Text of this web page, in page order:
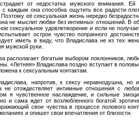
от недостатка мужского внимания. Ей
с каждым она способна ощутить все радости
её сексуальная жизнь нередко
не мыслит любви без интимных отношений. В
сексуальное удовлетворение и если не
острое чувство попранного
иметь в виду, что Владислава не из тех
мужской руки.
располагает богатым выбором поклонников,
«Летняя» Владислава поздно вступает в
к сексуальным контактам.
напротив, к сексу неравнодушна, но
не отождествляет интимные отношения с
я чувственное наслаждение, и сильные
и сама ждет от возлюбленного богатой
свои чувства в процессе полового
и опишет свои впечатления от близости.